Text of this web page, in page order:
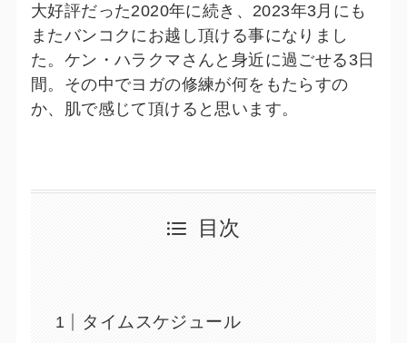
大好評だった2020年に続き、2023年3月にも
またバンコクにお越し頂ける事になりまし
た。ケン・ハラクマさんと身近に過ごせる3日
間。その中でヨガの修練が何をもたらすの
か、肌で感じて頂けると思います。
目次
タイムスケジュール